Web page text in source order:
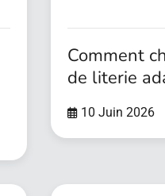
Comment
de literie
10 Juin 2026